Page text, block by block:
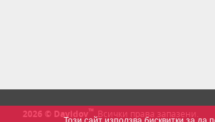
2026 © Davidov™.Всички права запазени.